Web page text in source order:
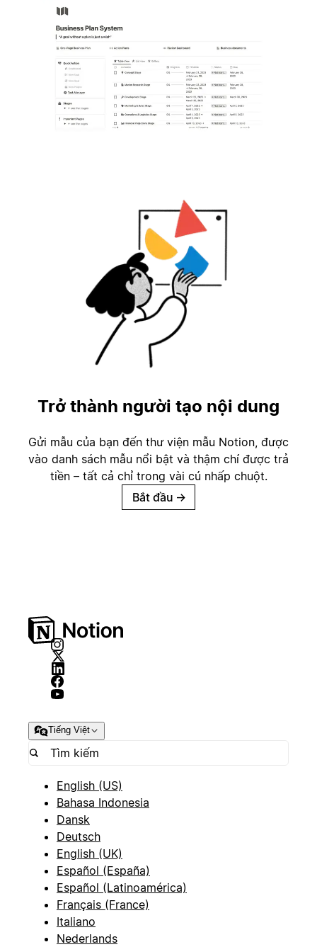
Trở thành người tạo nội dung
Gửi mẫu của bạn đến thư viện mẫu Notion, được
vào danh sách mẫu nổi bật và thậm chí được trả
tiền – tất cả chỉ trong vài cú nhấp chuột.
Bắt đầu →
Tiếng Việt
English (US)
Bahasa Indonesia
Dansk
Deutsch
English (UK)
Español (España)
Español (Latinoamérica)
Français (France)
Italiano
Nederlands